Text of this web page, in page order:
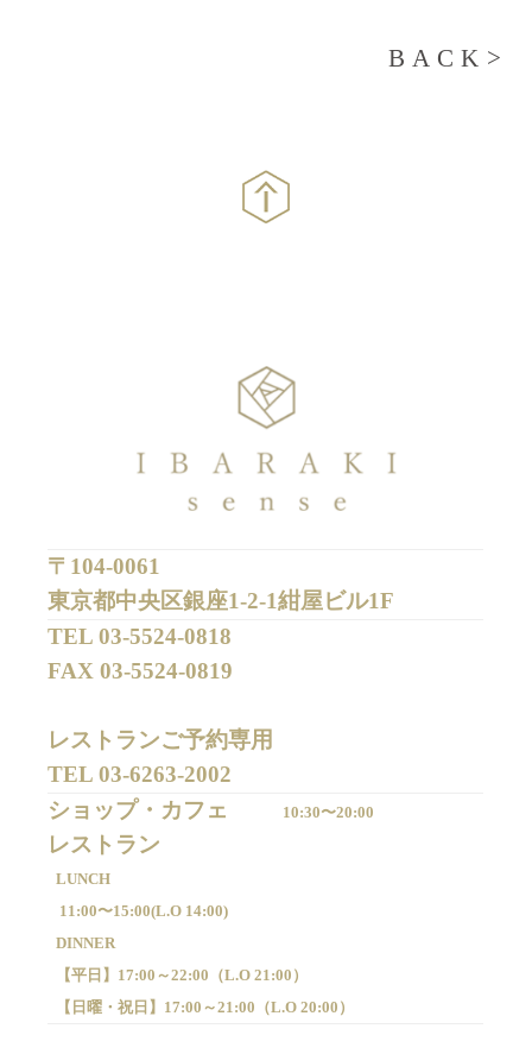
BACK>
〒104-0061
東京都中央区銀座1-2-1紺屋ビル1F
TEL 03-5524-0818
FAX 03-5524-0819
レストランご予約専用
TEL 03-6263-2002
ショップ・カフェ
10:30〜20:00
LUNCH
11:00〜15:00(L.O 14:00)
DINNER
【平日】 17:00～22:00（L.O 21:00）
【日曜・祝日】 17:00～21:00（L.O 20:00）